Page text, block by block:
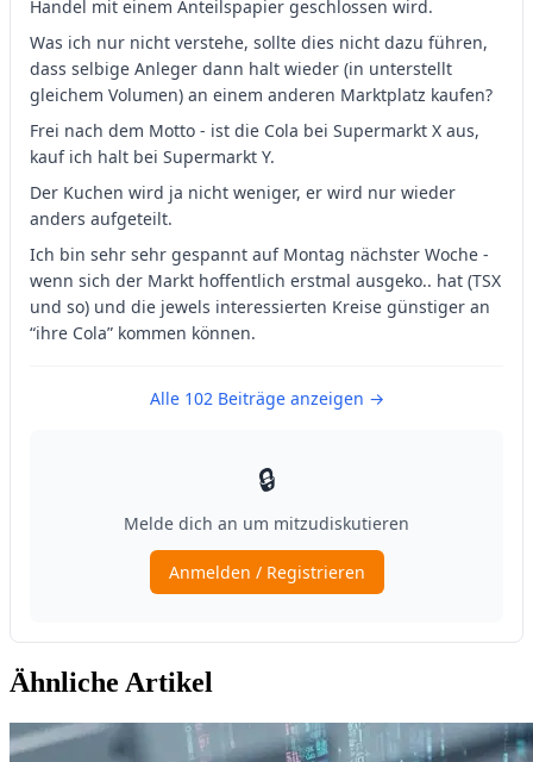
Ähnliche Artikel